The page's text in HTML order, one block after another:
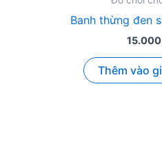
Banh thừng đen
15.000
Thêm vào